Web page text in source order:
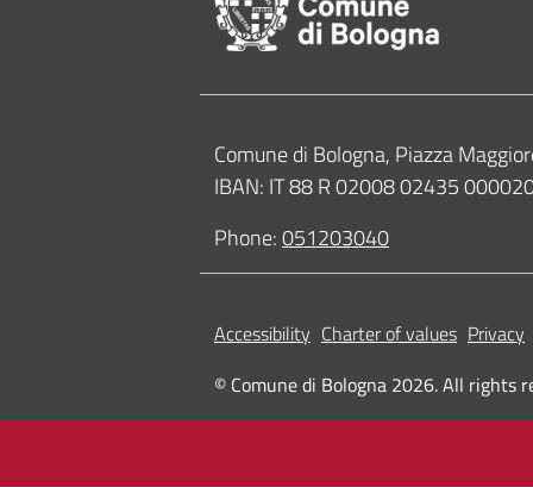
Contacts
Comune di Bologna, Piazza
IBAN: IT 88 R 02008 02435
Phone:051203040
Accessibility Charter of values Privacy
© Comune di Bologna 2026. All rights